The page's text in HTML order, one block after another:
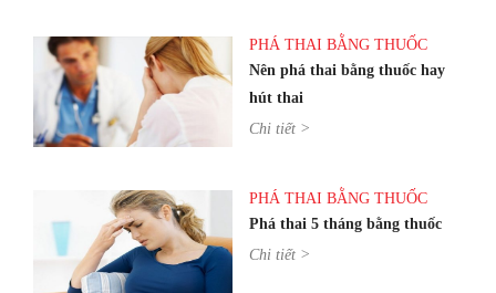
PHÁ THAI BẰNG THUỐC
Nên phá thai bằng thuốc hay
hút thai
Chi tiết >
PHÁ THAI BẰNG THUỐC
Phá thai 5 tháng bằng thuốc
Chi tiết >